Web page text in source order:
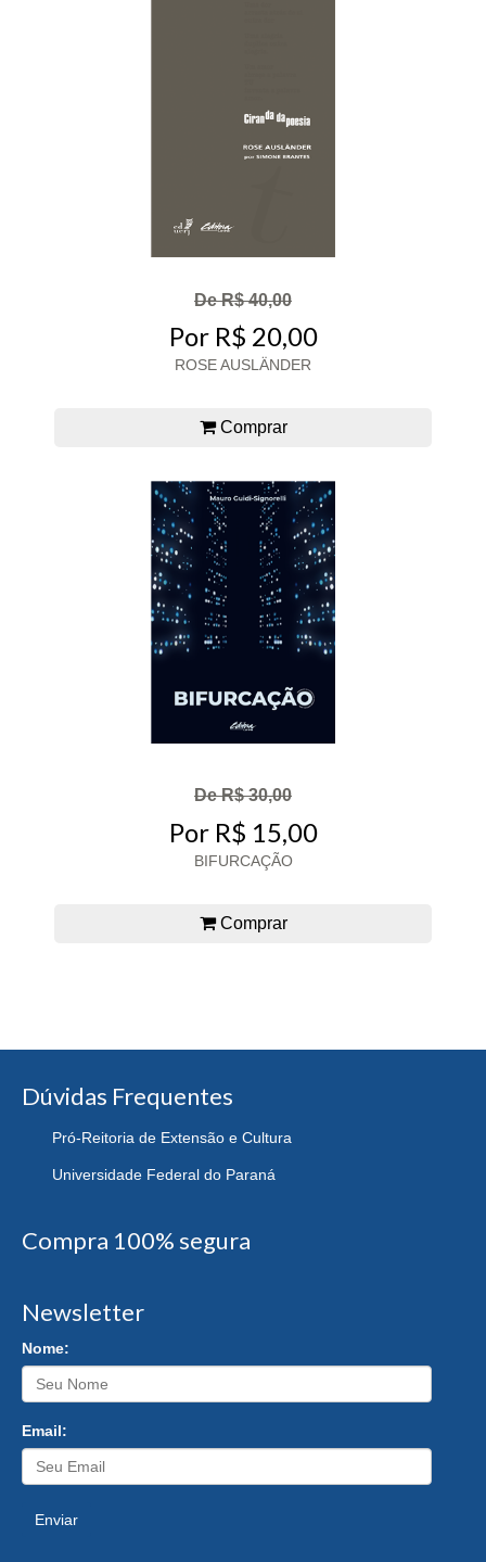
De R$ 40,00
Por R$ 20,00
ROSE AUSLÄNDER
Comprar
De R$ 30,00
Por R$ 15,00
BIFURCAÇÃO
Comprar
Dúvidas Frequentes
Pró-Reitoria de Extensão e Cultura
Universidade Federal do Paraná
Compra 100% segura
Newsletter
Nome:
Email:
Enviar